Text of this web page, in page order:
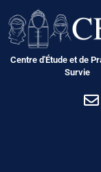
au
contenu
Centre d'Étude et de
Survie